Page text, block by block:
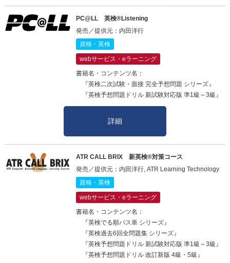
PC@LL 英検®Listening
発売／提供元：内田洋行
資格・英検
webサービス・eラーニング
書籍名・コンテンツ名：
『英検二次試験・面接 完全予想問題 シリーズ』
『英検予想問題ドリル 新試験対応版 準1級～3級』
詳細
ATR CALL BRIX 新英検®対策コース
発売／提供元：内田洋行, ATR Learning Technology
資格・英検
webサービス・eラーニング
書籍名・コンテンツ名：
『英検でる順パス単 シリーズ』
『英検過去6回全問題集 シリーズ』
『英検予想問題ドリル 新試験対応版 準1級～3級』
『英検予想問題ドリル 改訂新版 4級・5級』